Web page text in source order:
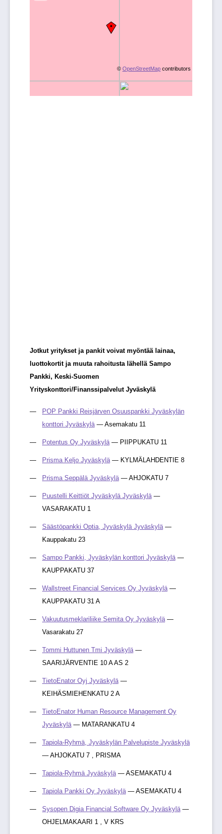
© OpenStreetMap contributors
Jotkut yritykset ja pankit voivat myöntää lainaa,
luottokortit ja muuta rahoitusta lähellä Sampo
Pankki, Keski-Suomen
Yrityskonttori/Finanssipalvelut Jyväskylä
POP Pankki Reisjärven Osuuspankki Jyväskylän
konttori Jyväskylä — Asemakatu 11
Potentus Oy Jyväskylä — PIIPPUKATU 11
Prisma Keljo Jyväskylä — KYLMÄLAHDENTIE 8
Prisma Seppälä Jyväskylä — AHJOKATU 7
Puustelli Keittiöt Jyväskylä Jyväskylä —
VASARAKATU 1
Säästöpankki Optia, Jyväskylä Jyväskylä —
Kauppakatu 23
Sampo Pankki, Jyväskylän konttori Jyväskylä —
KAUPPAKATU 37
Wallstreet Financial Services Oy Jyväskylä —
KAUPPAKATU 31 A
Vakuutusmeklariliike Semita Oy Jyväskylä —
Vasarakatu 27
Tommi Huttunen Tmi Jyväskylä —
SAARIJÄRVENTIE 10 A AS 2
TietoEnator Oyj Jyväskylä —
KEIHÄSMIEHENKATU 2 A
TietoEnator Human Resource Management Oy
Jyväskylä — MATARANKATU 4
Tapiola-Ryhmä, Jyväskylän Palvelupiste Jyväskylä
— AHJOKATU 7 , PRISMA
Tapiola-Ryhmä Jyväskylä — ASEMAKATU 4
Tapiola Pankki Oy Jyväskylä — ASEMAKATU 4
Sysopen Digia Financial Software Oy Jyväskylä —
OHJELMAKAARI 1 , V KRS